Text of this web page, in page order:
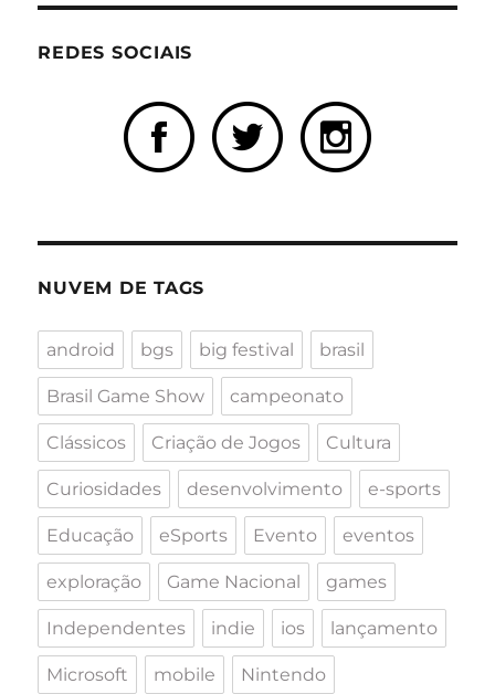
REDES SOCIAIS
NUVEM DE TAGS
android bgs big festival brasil
Brasil Game Show campeonato
Clássicos Criação de Jogos Cultura
Curiosidades desenvolvimento e-sports
Educação eSports Evento eventos
exploração Game Nacional games
Independentes indie ios lançamento
Microsoft mobile Nintendo